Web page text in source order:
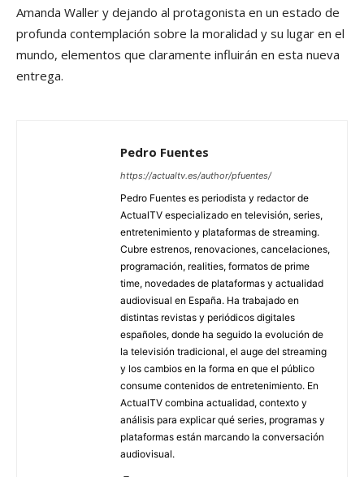
Amanda Waller y dejando al protagonista en un estado de
profunda contemplación sobre la moralidad y su lugar en el
mundo, elementos que claramente influirán en esta nueva
entrega.
Pedro Fuentes
https://actualtv.es/author/pfuentes/
Pedro Fuentes es periodista y redactor de
ActualTV especializado en televisión, series,
entretenimiento y plataformas de streaming.
Cubre estrenos, renovaciones, cancelaciones,
programación, realities, formatos de prime
time, novedades de plataformas y actualidad
audiovisual en España. Ha trabajado en
distintas revistas y periódicos digitales
españoles, donde ha seguido la evolución de
la televisión tradicional, el auge del streaming
y los cambios en la forma en que el público
consume contenidos de entretenimiento. En
ActualTV combina actualidad, contexto y
análisis para explicar qué series, programas y
plataformas están marcando la conversación
audiovisual.